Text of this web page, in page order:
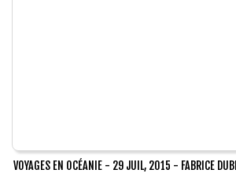
VOYAGES EN OCÉANIE - 29 JUIL, 2015 - FABRICE